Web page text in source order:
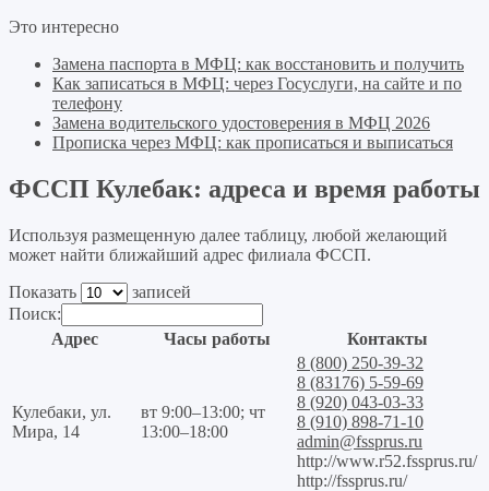
Это интересно
Замена паспорта в МФЦ: как восстановить и получить
Как записаться в МФЦ: через Госуслуги, на сайте и по
телефону
Замена водительского удостоверения в МФЦ 2026
Прописка через МФЦ: как прописаться и выписаться
ФССП Кулебак: адреса и время работы
Используя размещенную далее таблицу, любой желающий
может найти ближайший адрес филиала ФССП.
Показать
записей
Поиск:
Адрес
Часы работы Контакты
Кулебаки, ул.
Мира, 14
вт 9:00–13:00; чт
13:00–18:00
8 (800) 250-39-32
8 (83176) 5-59-69
8 (920) 043-03-33
8 (910) 898-71-10
admin@fssprus.ru
http://www.r52.fssprus.ru/
http://fssprus.ru/